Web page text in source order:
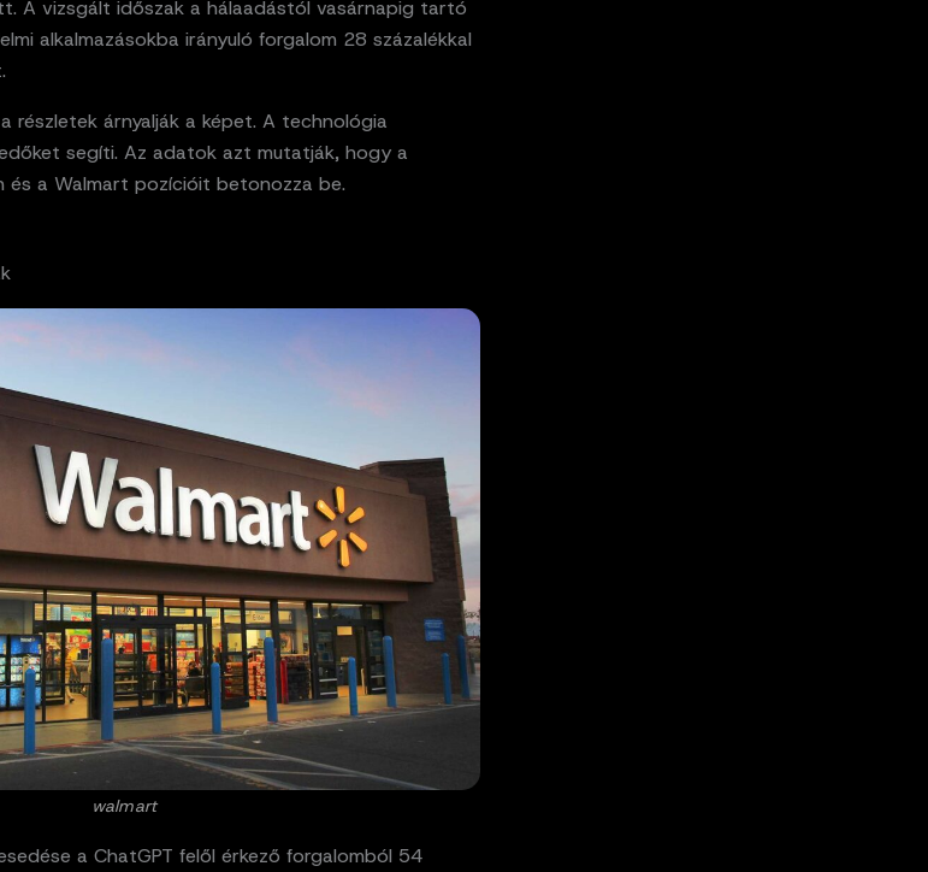
A vizsgált időszak a hálaadástól vasárnapig tartó
alkalmazásokba irányuló forgalom 28 százalékkal
részletek árnyalják a képet. A technológia
segíti. Az adatok azt mutatják, hogy a
és a Walmart pozícióit betonozza be.
walmart
a ChatGPT felől érkező forgalomból 54